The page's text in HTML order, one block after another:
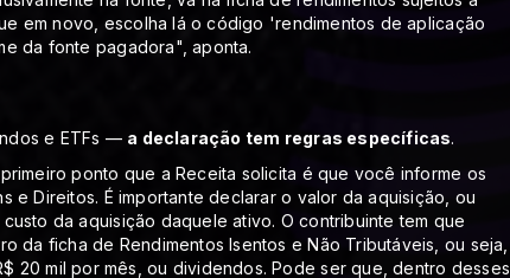
em novo, escolha lá o código 'rendimentos de aplicação
da fonte pagadora", aponta.
e ETFs — a declaração tem regras específicas.
ponto que a Receita solicita é que você informe os
e Direitos. É importante declarar o valor da aquisição, ou
da aquisição daquele ativo. O contribuinte tem que
da ficha de Rendimentos Isentos e Não Tributáveis, ou seja,
20 mil por mês, ou dividendos. Pode ser que, dentro desses